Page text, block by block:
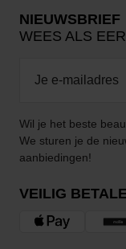
NIEUWSBRIEF
WEES ALS
Wil je het beste
We sturen je de
aanbiedingen!
VEILIG